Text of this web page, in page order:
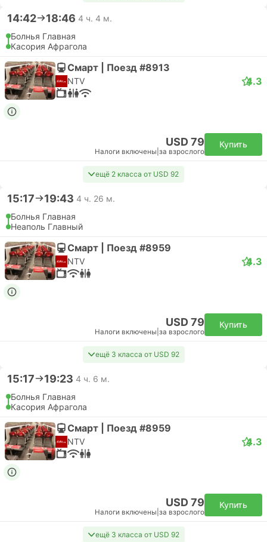
14:42 18:46 4 ч. 4 м.
Болнья Главная
Касория Афрагола
Смарт | Поезд #8913
NTV 4.3
USD 79
Налоги включены за взрослого
Купить
ещё 2 класса от USD 92
15:17 19:43 4 ч. 26 м.
Болнья Главная
Неаполь Главный
Смарт | Поезд #8959
NTV 4.3
USD 79
Налоги включены за взрослого
Купить
ещё 3 класса от USD 92
15:17 19:23 4 ч. 6 м.
Болнья Главная
Касория Афрагола
Смарт | Поезд #8959
NTV 4.3
USD 79
Налоги включены за взрослого
Купить
ещё 3 класса от USD 92